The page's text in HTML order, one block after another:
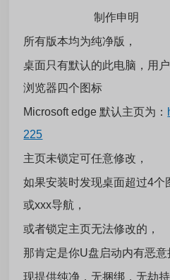
制作申明
所有版本均为纯净版，
桌面只有默认的此电脑，用
浏览器四个图标
Microsoft edge 默认主页为：
225
主页未锁定可任意修改，
如果安装时发现桌面超过4个
或xxx导航，
或者锁定主页无法修改的，
那肯定是你U盘启动内有恶意
现提供纯净，无捆绑，无劫